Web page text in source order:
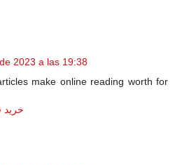
2023 a las 19:38
make online reading worth for